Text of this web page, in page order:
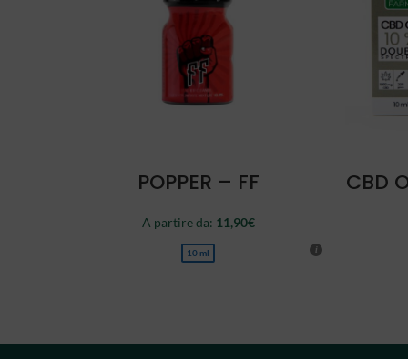
POPPER – FF
A partire da: 11,90€
10 ml
CBD